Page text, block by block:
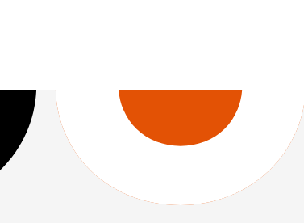
26,63 | | 101042 | Envase 100 bridas B-